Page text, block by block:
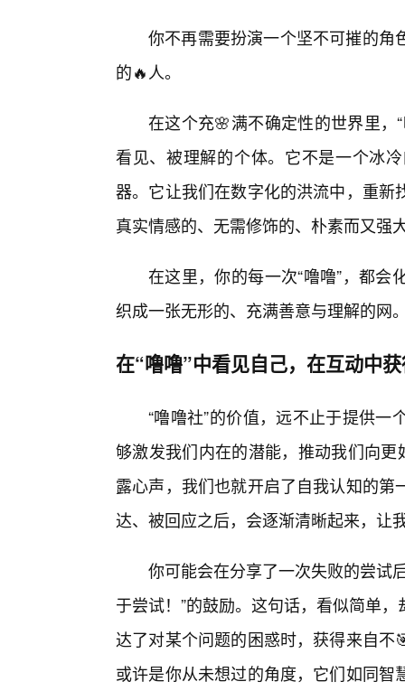
你不再需要扮演一个坚不可摧的角
的🔥人。
在这个充🌸满不确定性的世界里，
看见、被理解的个体。它不是一个冰
器。它让我们在数字化的洪流中，重
真实情感的、无需修饰的、朴素而又强
在这里，你的每一次“噜噜”，都
织成一张无形的、充满善意与理解的网
在“噜噜”中看见自己，在互动中
“噜噜社”的价值，远不止于提供
够激发我们内在的潜能，推动我们向
露心声，我们也就开启了自我认知的
达、被回应之后，会逐渐清晰起来，让
你可能会在分享了一次失败的尝试
于尝试！”的鼓励。这句话，看似简单
达了对某个问题的困惑时，获得来自
或许是你从未想过的角度，它们如同